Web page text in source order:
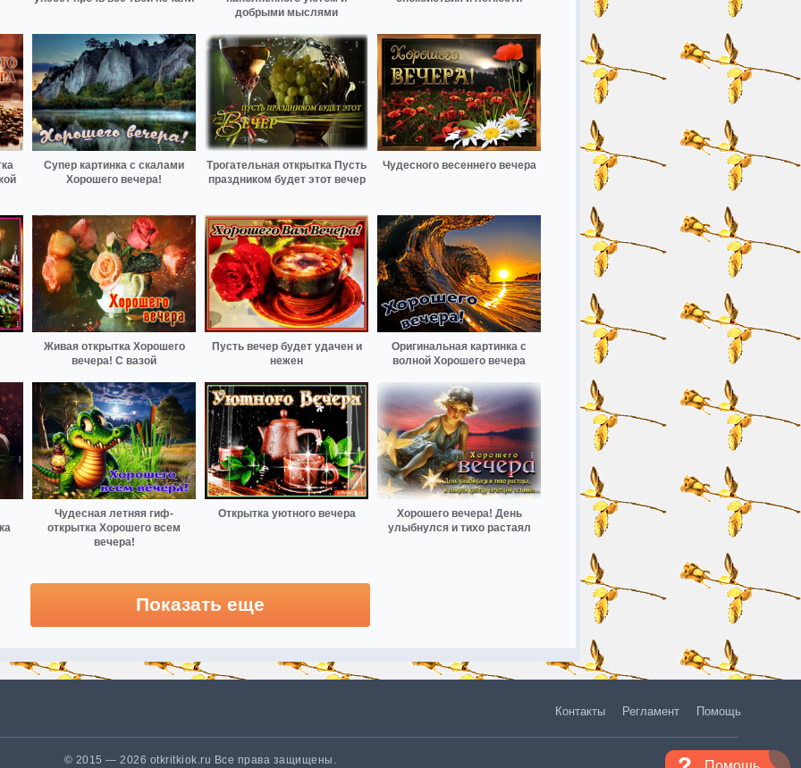
добрыми мыслями
Супер картинка с скалами
Хорошего вечера!
Трогательная открытка Пусть
праздником будет этот вечер
Чудесного весеннего вечера
Живая открытка Хорошего
вечера! С вазой
Пусть вечер будет удачен и
нежен
Оригинальная картинка с
волной Хорошего вечера
Чудесная летняя гиф-
открытка Хорошего всем
вечера!
Открытка уютного вечера
Хорошего вечера! День
улыбнулся и тихо растаял
Показать еще
Контакты Регламент Помощь
© 2015 — 2026 otkritkiok.ru Все права защищены.